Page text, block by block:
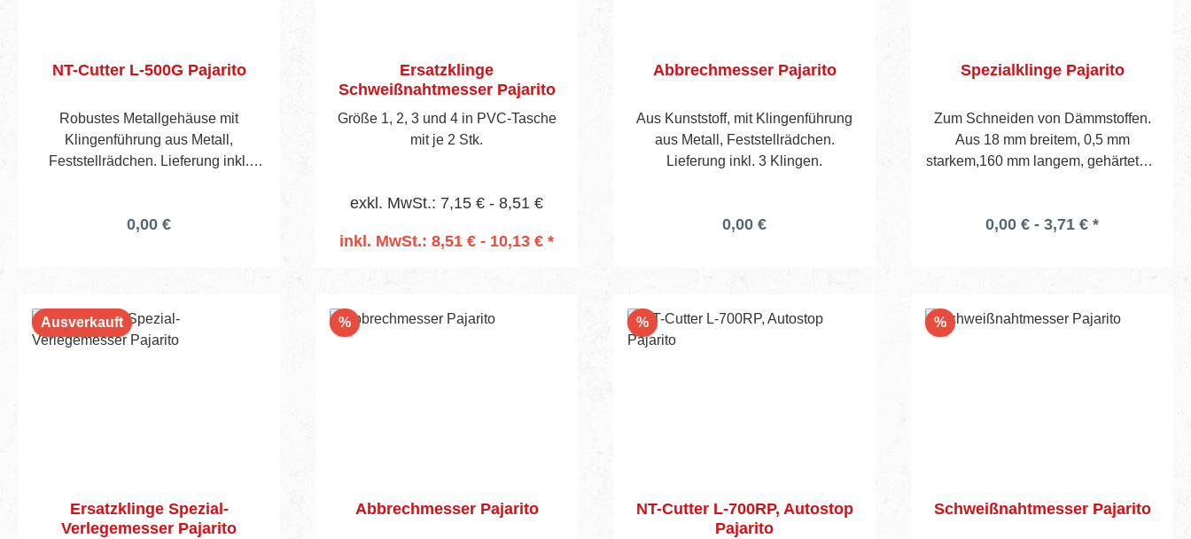
NT-Cutter L-500G Pajarito
Robustes Metallgehäuse mit
Klingenführung aus Metall,
Feststellrädchen. Lieferung inkl.
0,00 €
Ersatzklinge
Schweißnahtmesser Pajarito
Größe 1, 2, 3 und 4 in PVC-Tasche
mit je 2 Stk.
exkl. MwSt.: 7,15 € - 8,51 €
inkl. MwSt.: 8,51 € - 10,13 € *
Abbrechmesser Pajarito
Aus Kunststoff, mit Klingenführung
aus Metall, Feststellrädchen.
Lieferung inkl. 3 Klingen.
0,00 €
Spezialklinge Pajarito
Zum Schneiden von Dämmstoffen.
Aus 18 mm breitem, 0,5 mm
starkem,160 mm langem, gehärtetem
jedem gebräuchlichen
0,00 € - 3,71 € *
Ausverkauft
Ersatzklinge Spezial-
Verlegemesser Pajarito
%Rabatt
Abbrechmesser Pajarito
%Rabatt
NT-Cutter L-700RP, Autostop
Pajarito
%Rabatt
Schweißnahtmesser Pajarito